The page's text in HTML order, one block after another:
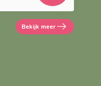
Bekijk meer